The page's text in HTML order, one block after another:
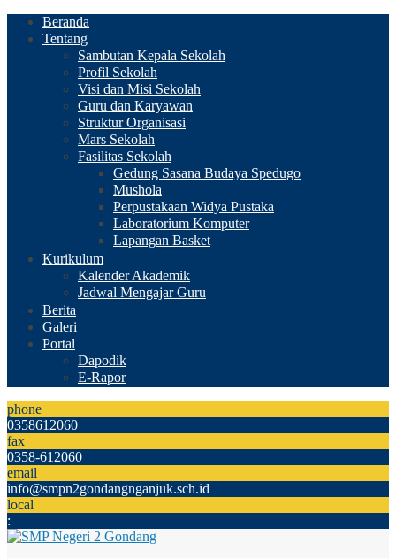
Beranda
Tentang
Sambutan Kepala Sekolah
Profil Sekolah
Visi dan Misi Sekolah
Guru dan Karyawan
Struktur Organisasi
Mars Sekolah
Fasilitas Sekolah
Gedung Sasana Budaya Spedugo
Mushola
Perpustakaan Widya Pustaka
Laboratorium Komputer
Lapangan Basket
Kurikulum
Kalender Akademik
Jadwal Mengajar Guru
Berita
Galeri
Portal
Dapodik
E-Rapor
phone
0358612060
fax
0358-612060
email
info@smpn2gondangnganjuk.sch.id
local
: